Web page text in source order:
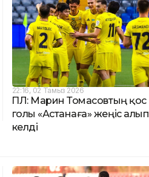
22:16, 02 Тамыз 2026
ҚПЛ: Марин Томасовтың қос
голы «Астанаға» жеңіс алып
келді